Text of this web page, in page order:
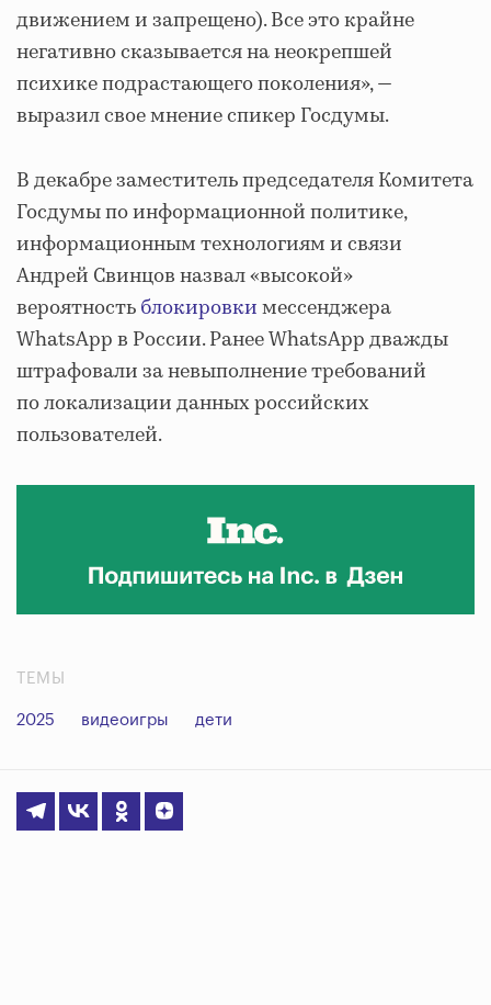
движением и запрещено). Все это крайне
негативно сказывается на неокрепшей
психике подрастающего поколения», —
выразил свое мнение спикер Госдумы.
В декабре заместитель председателя Комитета
Госдумы по информационной политике,
информационным технологиям и связи
Андрей Свинцов назвал «высокой»
вероятностьблокировкимессенджера
WhatsApp в России. Ранее WhatsApp дважды
штрафовали за невыполнение требований
по локализации данных российских
пользователей.
ТЕМЫ
2025 видеоигры дети